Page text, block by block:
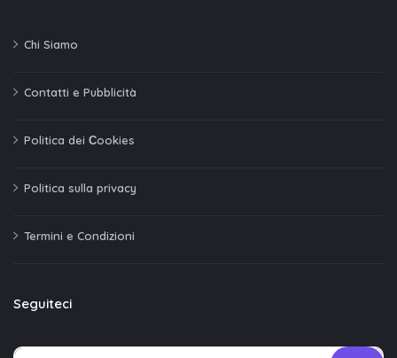
Chi Siamo
Contatti e Pubblicità
Politica dei Сookies
Politica sulla privacy
Termini e Condizioni
Seguiteci